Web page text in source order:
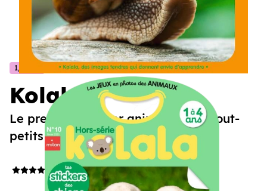
Kolala
Le premier imagier animalier des tout-
petits !
1/4 ans
4.6/5(9 avis)